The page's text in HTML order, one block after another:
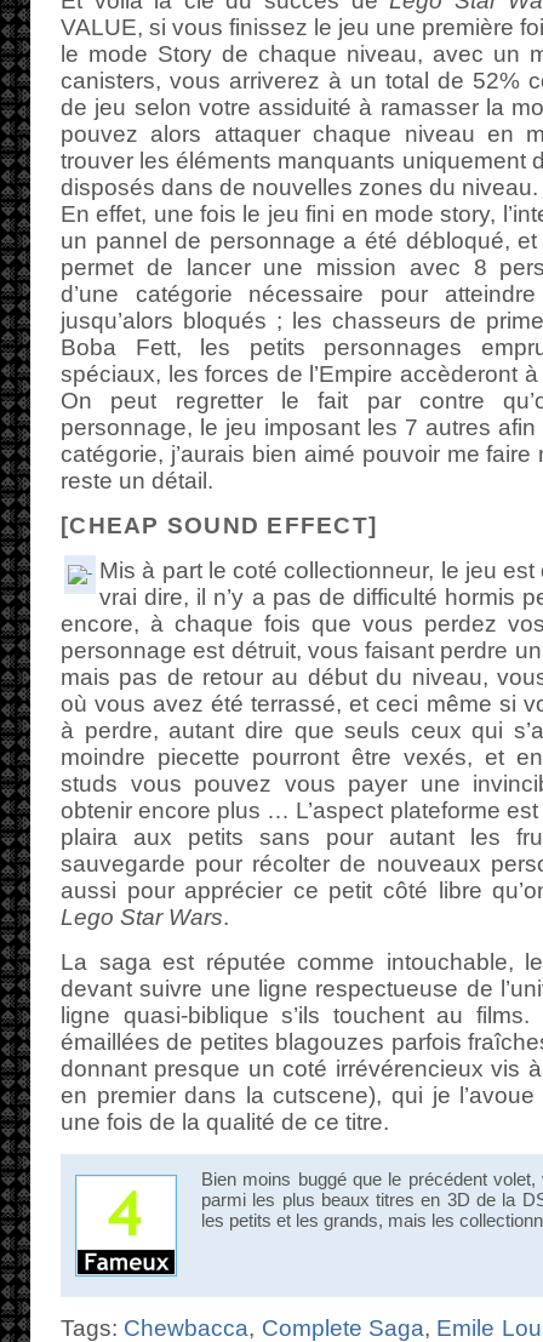
VALUE, si vous finissez le jeu une première
le mode Story de chaque niveau, avec un
canisters, vous arriverez à un total de 52%
de jeu selon votre assiduité à ramasser la
pouvez alors attaquer chaque niveau en
trouver les éléments manquants uniquement
disposés dans de nouvelles zones du niveau.
En effet, une fois le jeu fini en mode story,
un pannel de personnage a été débloqué,
permet de lancer une mission avec 8
d’une catégorie nécessaire pour
jusqu’alors bloqués ; les chasseurs de
Boba Fett, les petits personnages
spéciaux, les forces de l’Empire accèderont
On peut regretter le fait par contre
personnage, le jeu imposant les 7 autres
catégorie, j’aurais bien aimé pouvoir me
reste un détail.
[CHEAP SOUND EFFECT]
Mis à part le coté collectionneur, le jeu est
vrai dire, il n’y a pas de difficulté hormis
encore, à chaque fois que vous perdez
personnage est détruit, vous faisant perdre
mais pas de retour au début du niveau,
où vous avez été terrassé, et ceci même si
à perdre, autant dire que seuls ceux qui
moindre piecette pourront être vexés, et
studs vous pouvez vous payer une
obtenir encore plus … L’aspect plateforme
plaira aux petits sans pour autant les
sauvegarde pour récolter de nouveaux
aussi pour apprécier ce petit côté libre
Lego Star Wars.
La saga est réputée comme intouchable,
devant suivre une ligne respectueuse de
ligne quasi-biblique s’ils touchent au
émaillées de petites blagouzes parfois
donnant presque un coté irrévérencieux vis
en premier dans la cutscene), qui je l’avoue
une fois de la qualité de ce titre.
Bien moins buggé que le précédent
parmi les plus beaux titres en 3D de la
les petits et les grands, mais les
Tags: Chewbacca, Complete Saga, Emile